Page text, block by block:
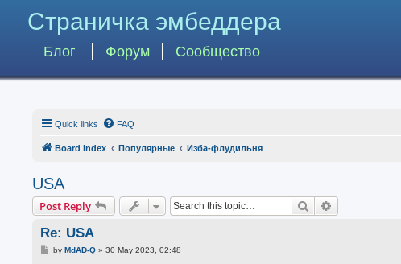
Страничка эмбеддера
Блог Форум Сообщество
Quick links FAQ
Board index Популярные Изба-флудильня
USA
Post Reply Search
Re: USA
Pby MdAD-Q» 30 May 2023, 02:48